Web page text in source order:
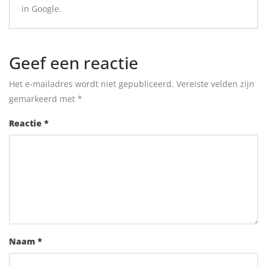
in Google.
Geef een reactie
Het e-mailadres wordt niet gepubliceerd. Vereiste velden zijn
gemarkeerd met *
Reactie *
Naam *